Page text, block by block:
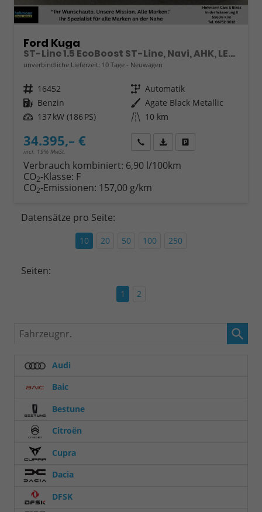
Ford Kuga
ST-Line 1.5 EcoBoost ST-Line, Navi, AHK, LED, Kamera, Winter, FS beheizbar, 5 J.-Garantie
unverbindliche Lieferzeit: 10 Tage Neuwagen
Fahrzeugnr. 16452 Getriebe Automatik
Kraftstoff Benzin Außenfarbe Agate Black Metallic
Leistung 137 kW (186 PS) Kilometerstand 10 km
34.395,– €
incl. 19% MwSt.
Wir rufen Sie anFahrzeugexposé (PDF)
Verbrauch kombiniert: 6,90 l/100km
CO2-Klasse: F
CO2-Emissionen: 157,00 g/km
Datensätze pro Seite:
10 20 50 100 250
Seiten:
1 2
Fahrzeugnr.
Audi
Baic
Bestune
Citroën
Cupra
Dacia
DFSK